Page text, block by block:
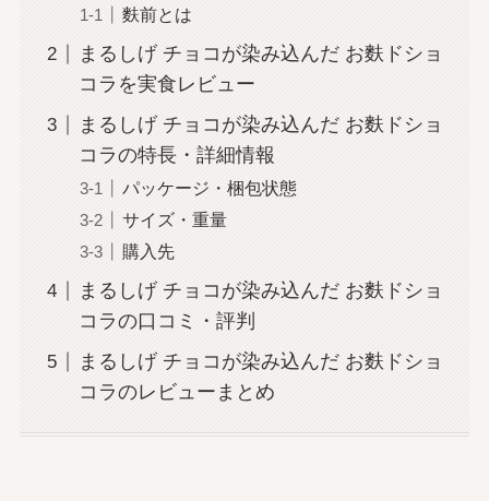
麩前とは
まるしげ チョコが染み込んだ お麩ドショ
コラを実食レビュー
まるしげ チョコが染み込んだ お麩ドショ
コラの特長・詳細情報
パッケージ・梱包状態
サイズ・重量
購入先
まるしげ チョコが染み込んだ お麩ドショ
コラの口コミ・評判
まるしげ チョコが染み込んだ お麩ドショ
コラのレビューまとめ